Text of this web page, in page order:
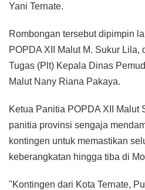
Yani Ternate.
Rombongan tersebut dipimpin
POPDA XII Malut M. Sukur
Tugas (Plt) Kepala Dinas
Malut Nany Riana Pakaya.
Ketua Panitia POPDA XII Malut
panitia provinsi sengaja
kontingen untuk memastikan
keberangkatan hingga tiba di
"Kontingen dari Kota Ternate,